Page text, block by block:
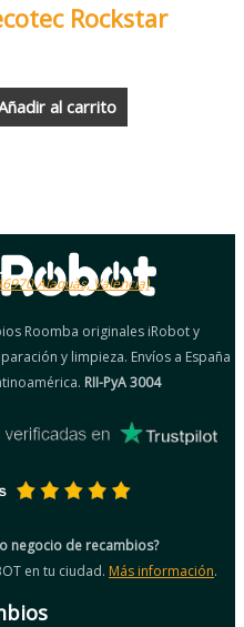
Rockstar
al carrito
Alaquàs, Valencia)
Roomba originales iRobot y
y limpieza. Envíos a España
RII-PyA 3004
negocio de recambios?
en tu ciudad. Más información.